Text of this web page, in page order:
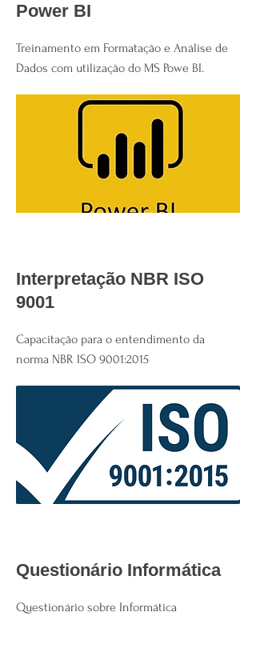
Power BI
Treinamento em Formatação e Análise de
Dados com utilização do MS Powe BI.
Interpretação NBR ISO
9001
Capacitação para o entendimento da
norma NBR ISO 9001:2015
Questionário Informática
Questionário sobre Informática